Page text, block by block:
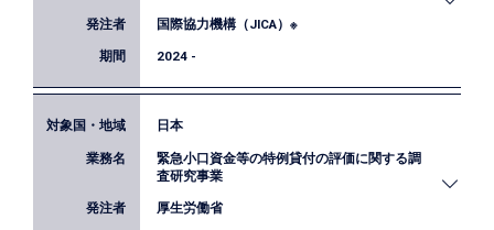
ます。
国際協力機構（JICA）※
2024 -
JICAでは、毎年、供与額10億円以上の事業を対象
に、外部評価者による事後評価を実施しています。
弊社は本業務において、パキスタン「全国基幹送電
網拡充事業」および「カラチ気象観測用レーダー設
日本
緊急小口資金等の特例貸付の評価に関する調
査研究事業
厚生労働省